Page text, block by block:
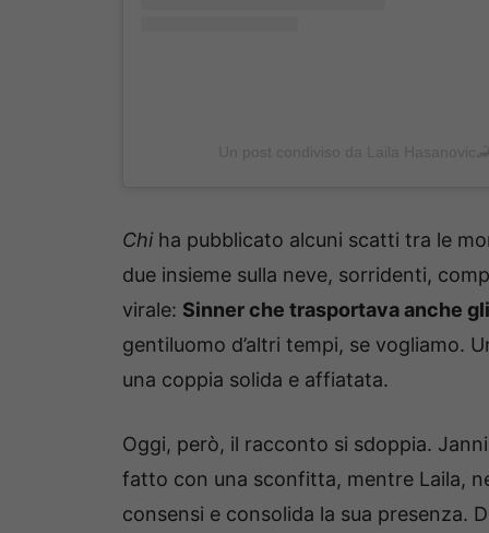
Chiha pubblicato alcuni scatti tra le
due insieme sulla neve, sorridenti,
virale: Sinner che trasportava anche
gentiluomo d’altri tempi, se vogliamo.
una coppia solida e affiatata.
Oggi, però, il racconto si sdoppia.
fatto con una sconfitta, mentre Laila,
consensi e consolida la sua presenza.